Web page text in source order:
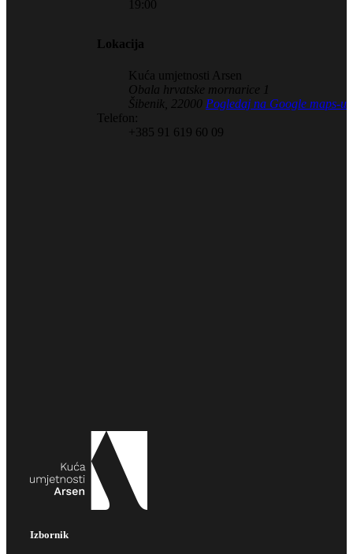
19:00
Lokacija
Kuća umjetnosti Arsen
Obala hrvatske mornarice 1
Šibenik
22000 Pogledaj na Google maps-u
Telefon:
+385 91 619 60 09
Izbornik